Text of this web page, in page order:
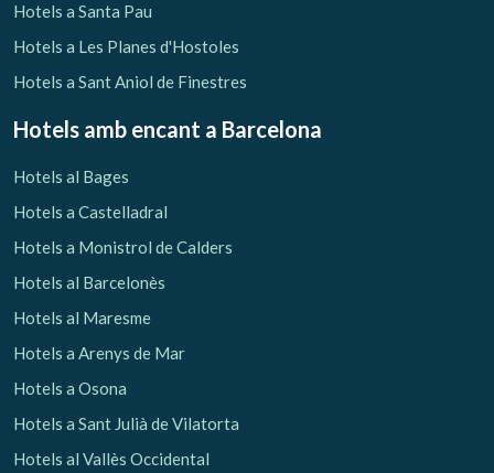
Hotels a Santa Pau
Hotels a Les Planes d'Hostoles
Hotels a Sant Aniol de Finestres
Hotels amb encant a Barcelona
Hotels al Bages
Hotels a Castelladral
Hotels a Monistrol de Calders
Hotels al Barcelonès
Hotels al Maresme
Hotels a Arenys de Mar
Hotels a Osona
Hotels a Sant Julià de Vilatorta
Hotels al Vallès Occidental